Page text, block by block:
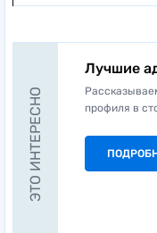
ЭТО ИНТЕРЕСНО
Лучшие
профиля в